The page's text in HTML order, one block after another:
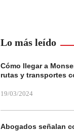
Lo más leído
Cómo llegar a
rutas y transportes
19/03/2024
Abogados señalan